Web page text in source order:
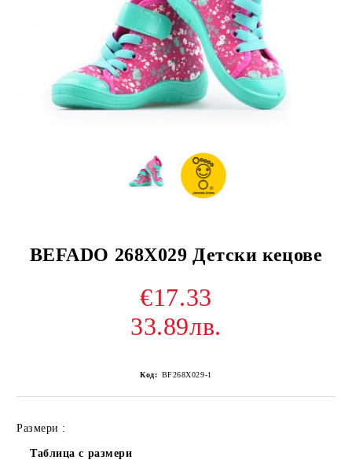
BEFADO 268X029 Детски кецове
€17.33
33.89лв.
Код: BF268X029-1
Размери :
Таблица с размери